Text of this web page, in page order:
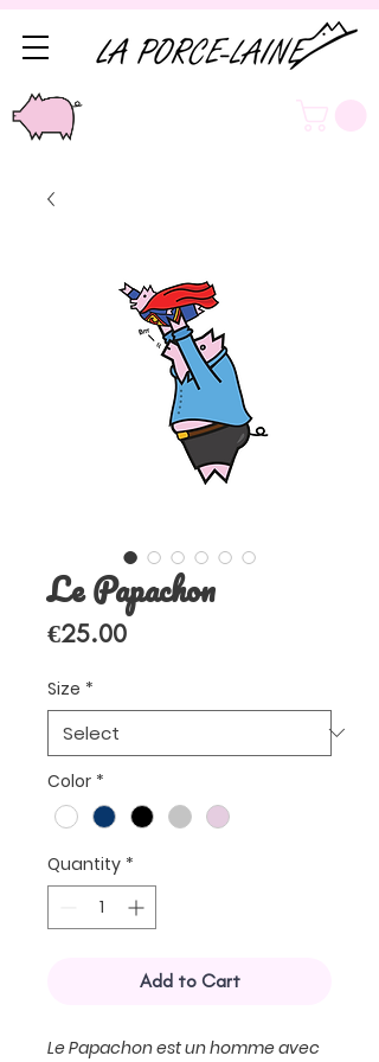
Le Papachon
€25.00Price
Size *
Color *
Quantity *
Add to Cart
Le Papachon est un homme avec